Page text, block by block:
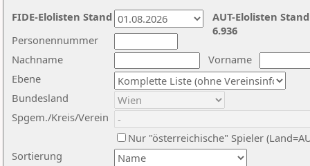
Nachname
Vorname
Ebene
Sortierung
Personennummer
Bundesland
Spgem./Kreis/Verein
Nur "österreichische" Spieler
AUT-Elolisten
6.936
FIDE-Elolisten Stand